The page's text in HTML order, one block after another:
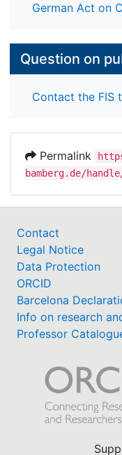
German Act on
Question on
Contact the FIS
Permalink
bamberg.de/
Contact
Legal Notice
Data Protection
ORCID
Barcelona
Info on research
Professor